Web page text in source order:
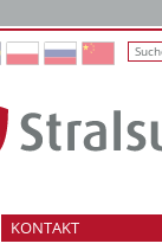
KONTAKT